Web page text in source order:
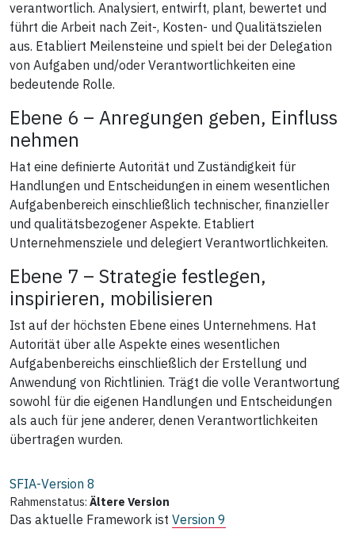
verantwortlich. Analysiert, entwirft, plant, bewertet und
führt die Arbeit nach Zeit-, Kosten- und Qualitätszielen
aus. Etabliert Meilensteine und spielt bei der Delegation
von Aufgaben und/oder Verantwortlichkeiten eine
bedeutende Rolle.
Ebene 6 – Anregungen geben, Einfluss
nehmen
Hat eine definierte Autorität und Zuständigkeit für
Handlungen und Entscheidungen in einem wesentlichen
Aufgabenbereich einschließlich technischer, finanzieller
und qualitätsbezogener Aspekte. Etabliert
Unternehmensziele und delegiert Verantwortlichkeiten.
Ebene 7 – Strategie festlegen,
inspirieren, mobilisieren
Ist auf der höchsten Ebene eines Unternehmens. Hat
Autorität über alle Aspekte eines wesentlichen
Aufgabenbereichs einschließlich der Erstellung und
Anwendung von Richtlinien. Trägt die volle Verantwortung
sowohl für die eigenen Handlungen und Entscheidungen
als auch für jene anderer, denen Verantwortlichkeiten
übertragen wurden.
SFIA-Version 8
Rahmenstatus: Ältere Version
Das aktuelle Framework ist Version 9